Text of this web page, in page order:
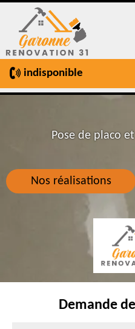
indisponible
Nos réalisations
Pose de placo
Demande